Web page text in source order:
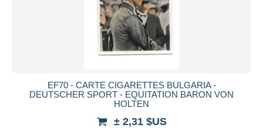
EF70 - CARTE CIGARETTES BULGARIA -
DEUTSCHER SPORT - EQUITATION BARON VON
HOLTEN
± 2,31 $US